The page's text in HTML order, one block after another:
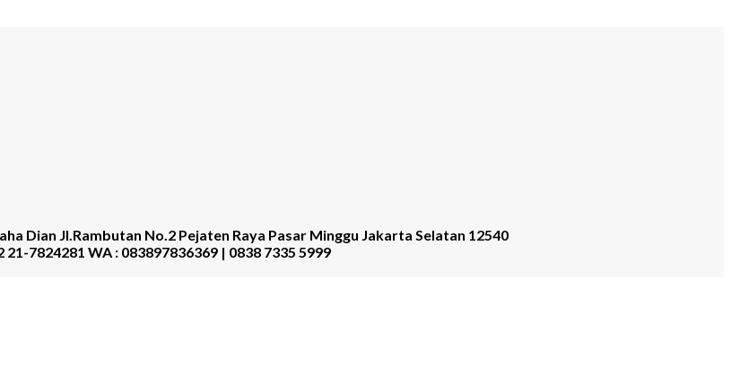
Dian Jl.Rambutan No.2 Pejaten Raya Pasar Minggu Jakarta Selatan 12540
21-7824281 WA : 083897836369 | 0838 7335 5999